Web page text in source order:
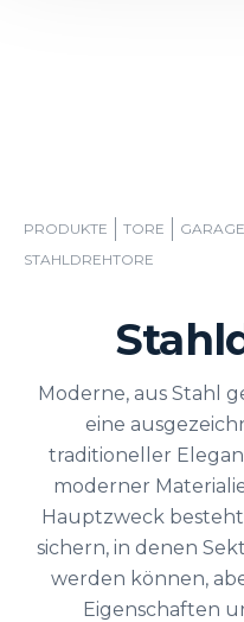
PRODUKTE TORE
STAHLDREHTORE
Moderne, aus Stahl
eine
traditioneller
moderner
Hauptzweck
sichern, in denen
werden können,
Eigenschaften